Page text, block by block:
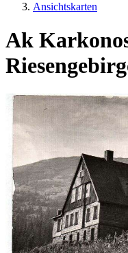
Ansichtskarten
Ak